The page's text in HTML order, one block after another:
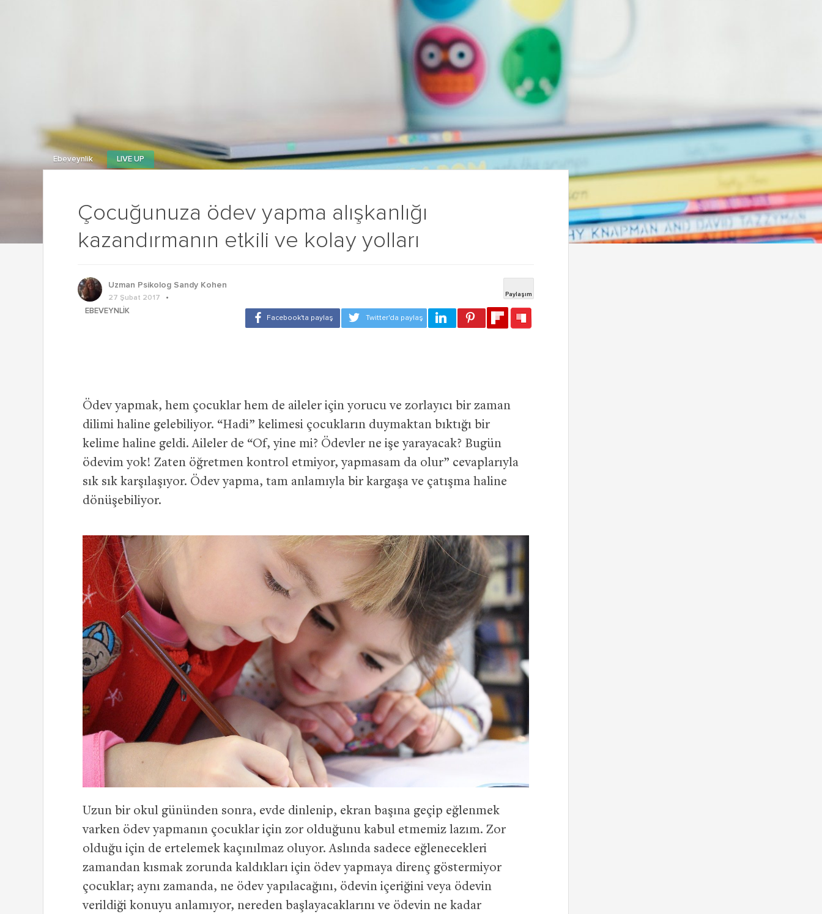
Çocuğunuza ödev yapma alışkanlığı
kazandırmanın etkili ve kolay yolları
Ebeveynlik LIVE UP
Uzman Psikolog Sandy Kohen
27 Şubat 2017
EBEVEYNLIK
Ödev yapmak, hem çocuklar hem de aileler için yorucu ve zorlayıcı bir zaman
dilimi haline gelebiliyor. “Hadi” kelimesi çocukların duymaktan bıktığı bir
kelime haline geldi. Aileler de “Of, yine mi? Ödevler ne işe yarayacak? Bugün
ödevim yok! Zaten öğretmen kontrol etmiyor, yapmasam da olur” cevaplarıyla
sık sık karşılaşıyor. Ödev yapma, tam anlamıyla bir kargaşa ve çatışma haline
dönüşebiliyor.
Uzun bir okul gününden sonra, evde dinlenip, ekran başına geçip eğlenmek
varken ödev yapmanın çocuklar için zor olduğunu kabul etmemiz lazım. Zor
olduğu için de ertelemek kaçınılmaz oluyor. Aslında sadece eğlenecekleri
zamandan kısmak zorunda kaldıkları için ödev yapmaya direnç göstermiyor
çocuklar; aynı zamanda, ne ödev yapılacağını, ödevin içeriğini veya ödevin
verildiği konuyu anlamıyor, nereden başlayacaklarını ve ödevin ne kadar